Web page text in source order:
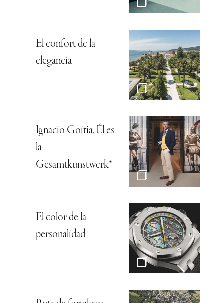
El confort de la
elegancia
Ignacio Goitia, Él es
la
Gesamtkunstwerk*
El color de la
personalidad